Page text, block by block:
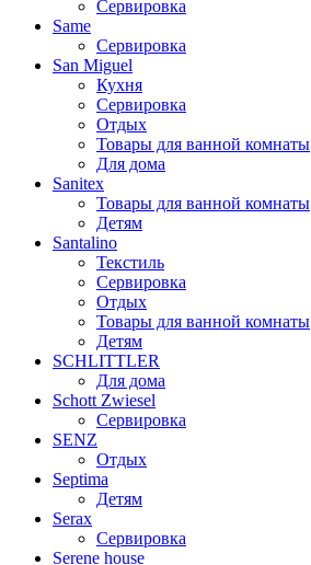
Сервировка
Same
Сервировка
San Miguel
Кухня
Сервировка
Отдых
Товары для ванной комнаты
Для дома
Sanitex
Товары для ванной комнаты
Детям
Santalino
Текстиль
Сервировка
Отдых
Товары для ванной комнаты
Детям
SCHLITTLER
Для дома
Schott Zwiesel
Сервировка
SENZ
Отдых
Septima
Детям
Serax
Сервировка
Serene house